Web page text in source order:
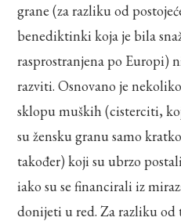
grane (za razliku od
benediktinki koja je bila
rasprostranjena po Europi)
razviti. Osnovano je
sklopu muških (cisterciti,
su žensku granu samo
također) koji su ubrzo
iako su se financirali iz
donijeti u red. Za razliku od